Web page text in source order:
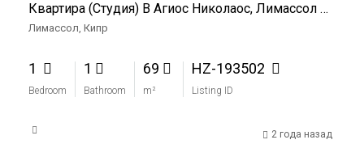
Квартира (студия) В Агиос Николаос, Лимассол На Продажу
Лимассол, Кипр
1
Bedroom
1
Bathroom
69
m²
HZ-193502
Listing ID
2 года назад